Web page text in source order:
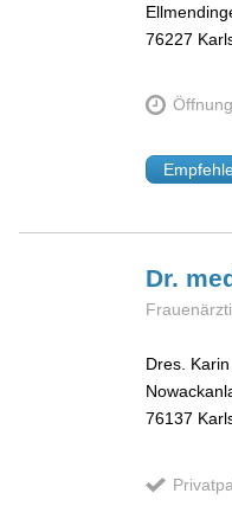
76227
Dr.
Dres.
76137